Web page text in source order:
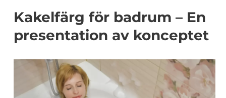
Kakelfärg för badrum – En
presentation av konceptet